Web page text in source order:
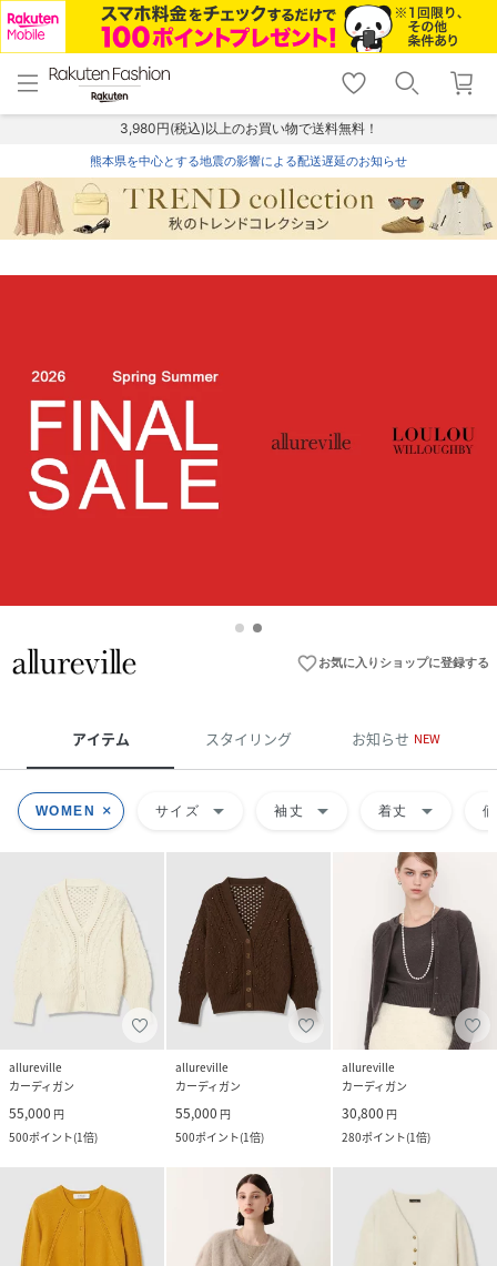
menu home
トップ
shopping_cart lock_outline
ログイン
3,980円(税込)以上のお買い物で送料無料！
熊本県を中心とする地震の影響による配送遅延のお知らせ
favorite_borderお気に入りショップに登録する
アイテム スタイリング お知らせ NEW
WOMEN サイズ arrow_drop_down 袖丈 arrow_drop_down 着丈 arrow_drop_down
allureville
カーディガン
55,000 円
500ポイント(1倍)
allureville
カーディガン
55,000 円
500ポイント(1倍)
allureville
カーディガン
30,800 円
280ポイント(1倍)